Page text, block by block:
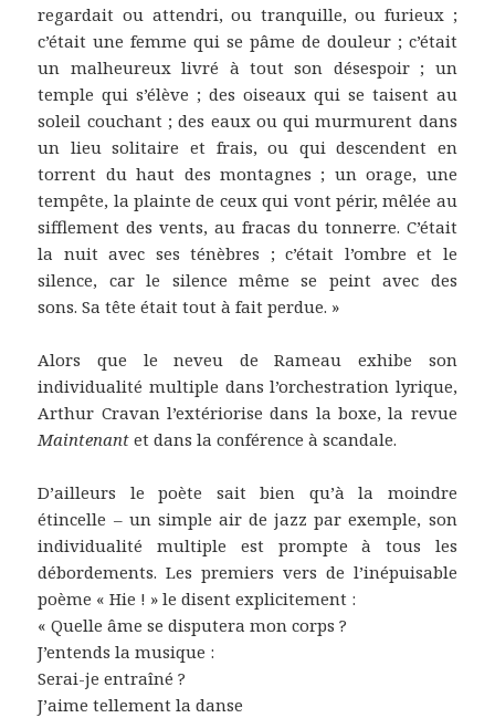
regardait ou attendri, ou tranquille, ou furieux ;
c’était une femme qui se pâme de douleur ; c’était
un malheureux livré à tout son désespoir ; un
temple qui s’élève ; des oiseaux qui se taisent au
soleil couchant ; des eaux ou qui murmurent dans
un lieu solitaire et frais, ou qui descendent en
torrent du haut des montagnes ; un orage, une
tempête, la plainte de ceux qui vont périr, mêlée au
sifflement des vents, au fracas du tonnerre. C’était
la nuit avec ses ténèbres ; c’était l’ombre et le
silence, car le silence même se peint avec des
sons. Sa tête était tout à fait perdue. »
Alors que le neveu de Rameau exhibe son
individualité multiple dans l’orchestration lyrique,
Arthur Cravan l’extériorise dans la boxe, la revue
Maintenant et dans la conférence à scandale.
D’ailleurs le poète sait bien qu’à la moindre
étincelle – un simple air de jazz par exemple, son
individualité multiple est prompte à tous les
débordements. Les premiers vers de l’inépuisable
poème « Hie ! » le disent explicitement :
« Quelle âme se disputera mon corps ?
J’entends la musique :
Serai-je entraîné ?
J’aime tellement la danse